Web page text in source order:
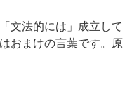
文法的には」成立して
おまけの言葉です。原